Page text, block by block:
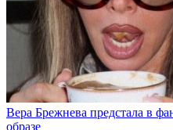
Вера Брежнева предстала в
образе